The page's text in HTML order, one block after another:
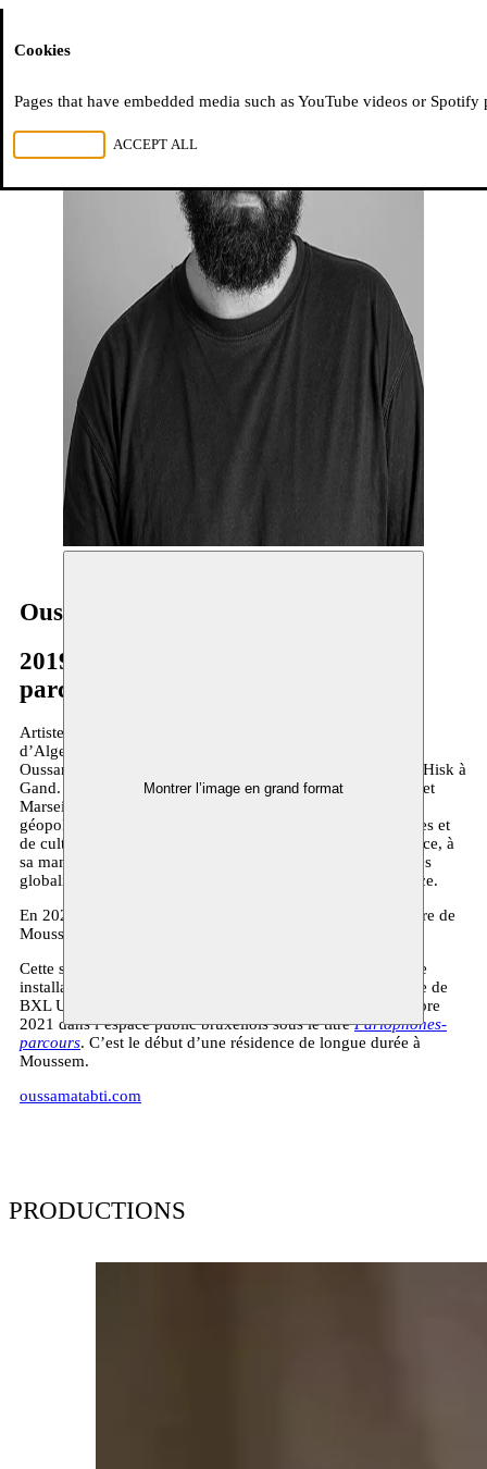
Montrer l’image en grand format
Oussama Tabti
2019–2020
parcours à long terme
Artiste visuel diplômé de l’École Supérieure des Beaux-arts
d’Alger et de l’Ecole supérieure d’art d’Aix-en- Provence,
Oussama Tabti est actuellement en post-diplôme à l’institut Hisk à
Gand. Né à Alger en 1988, il vit et travaille entre Bruxelles et
Marseille. Son travail porte un regard critique sur une
géopolitique hermétique, faite de fron¬tières infranchissables et
de cultures qui se recroquevillent sur elles-mêmes. Il dénonce, à
sa manière, la difficulté de se mouvoir dans un monde certes
globalisé, mais méfiant, effrayé par l’étranger et la différence.
En 2020, Oussama est en résidence à Moussem dans le cadre de
Moussem Cities Algiers pour une
Cette saison, Moussem soutient le projet
. Cette
installation est présentée à partir de mars 2021 dans le cadre de
BXL Universel II : multipli.city et aura une suite en septembre
2021 dans l’espace public bruxellois sous le titreParlophones-
parcours. C’est le début d’une résidence de longue durée à
Moussem.
oussamatabti.com
PRODUCTIONS
Cookies
Pages that have embedded media such as YouTube videos or
ACCEPT ALL